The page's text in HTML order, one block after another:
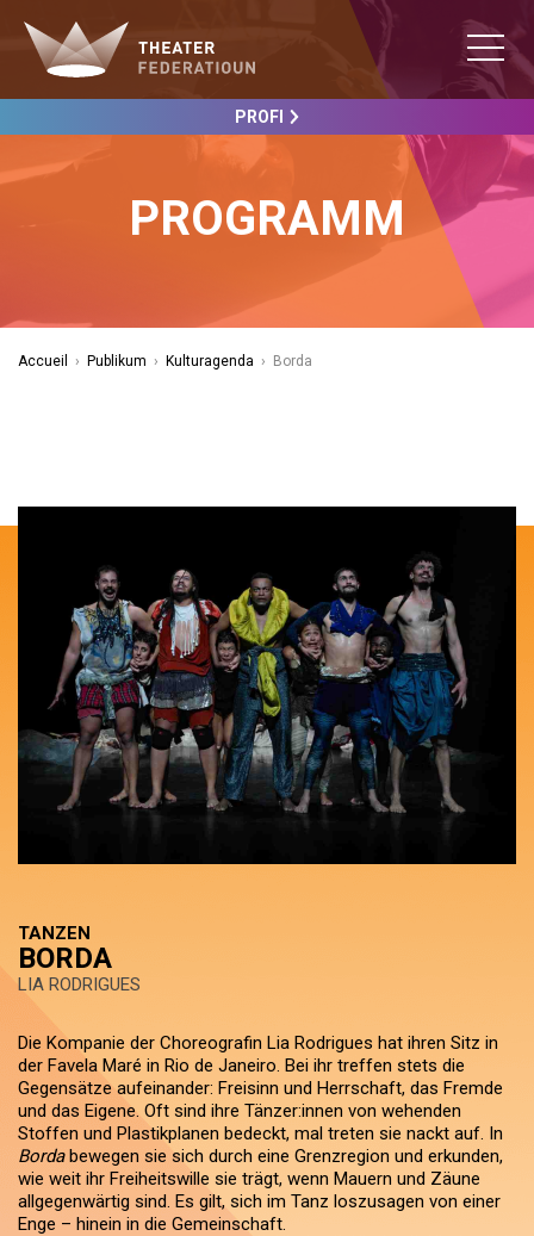
PROFI
PROGRAMM
Accueil › Publikum › Kulturagenda › Borda
TANZEN
BORDA
LIA RODRIGUES
Die Kompanie der Choreografin Lia Rodrigues hat ihren Sitz in
der Favela Maré in Rio de Janeiro. Bei ihr treffen stets die
Gegensätze aufeinander: Freisinn und Herrschaft, das Fremde
und das Eigene. Oft sind ihre Tänzer:innen von wehenden
Stoffen und Plastikplanen bedeckt, mal treten sie nackt auf. In
Bordabewegen sie sich durch eine Grenzregion und erkunden,
wie weit ihr Freiheitswille sie trägt, wenn Mauern und Zäune
allgegenwärtig sind. Es gilt, sich im Tanz loszusagen von einer
Enge – hinein in die Gemeinschaft.